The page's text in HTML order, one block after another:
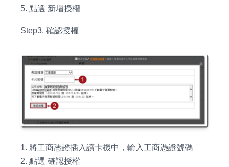
5. 點選 新增授權
Step3. 確認授權
1. 將工商憑證插入讀卡機中，輸入工商憑證號碼
2. 點選 確認授權